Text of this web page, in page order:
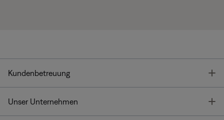
Kundenbetreuung
Unser Unternehmen